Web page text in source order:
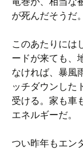
が死んだそうだ。
このあたりには
ードが来ても、
なければ、暴風
ッチダウンした
受ける。家も車
エネルギーだ。
つい昨年もエン